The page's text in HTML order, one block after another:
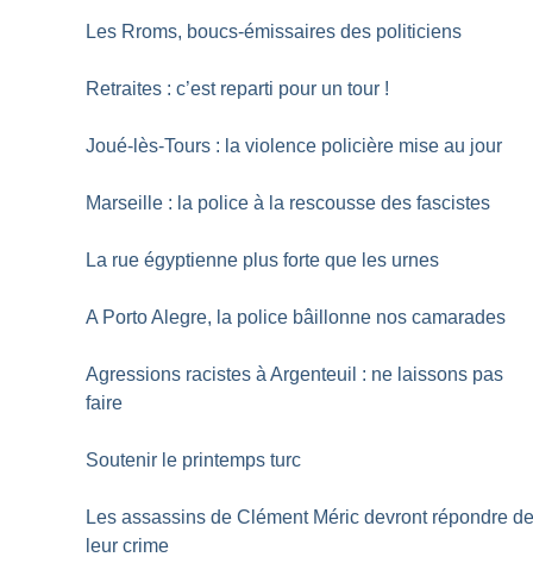
Les Rroms, boucs-émissaires des politiciens
Retraites : c’est reparti pour un tour !
Joué-lès-Tours : la violence policière mise au jour
Marseille : la police à la rescousse des fascistes
La rue égyptienne plus forte que les urnes
A Porto Alegre, la police bâillonne nos camarades
Agressions racistes à Argenteuil : ne laissons pas
faire
Soutenir le printemps turc
Les assassins de Clément Méric devront répondre
leur crime